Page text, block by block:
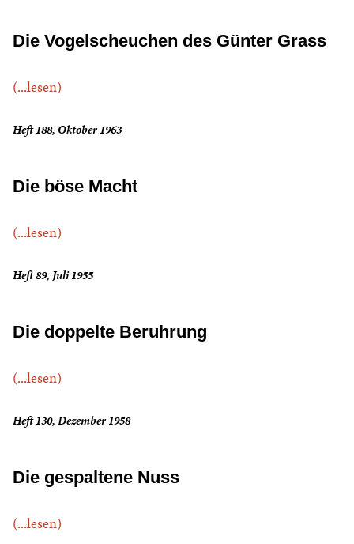
Die Vogelscheuchen des Günter Grass
(...lesen)
Heft 188, Oktober 1963
Die böse Macht
(...lesen)
Heft 89, Juli 1955
Die doppelte Beruhrung
(...lesen)
Heft 130, Dezember 1958
Die gespaltene Nuss
(...lesen)